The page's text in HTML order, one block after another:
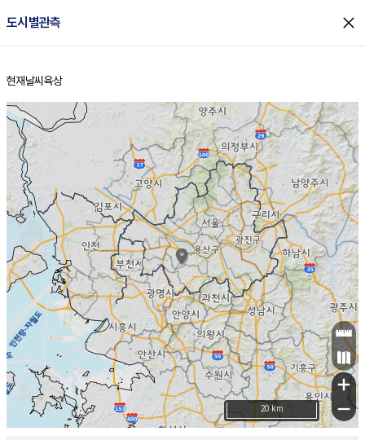
도시별관측 close
홈
현재날씨 육상
+
−
20 km